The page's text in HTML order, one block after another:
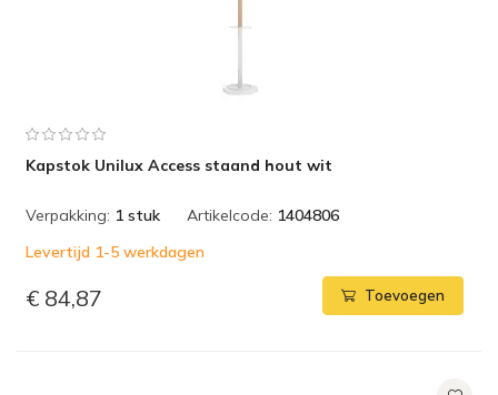
Kapstok Unilux Access staand hout wit
Verpakking: 1 stuk Artikelcode: 1404806
Levertijd 1-5 werkdagen
€ 84,87 Toevoegen